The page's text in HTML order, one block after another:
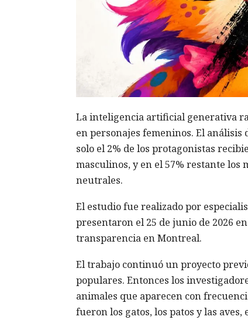
La inteligencia artificial generativa
en personajes femeninos. El análisis
solo el 2% de los protagonistas
masculinos, y en el 57% restante los
neutrales.
El estudio fue realizado por
presentaron el 25 de junio de 2026
transparencia en Montreal.
El trabajo continuó un proyecto
populares. Entonces los
animales que aparecen con
fueron los gatos, los patos y las